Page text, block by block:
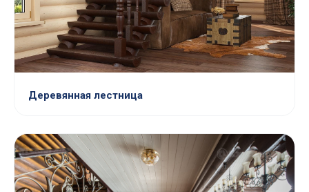
Деревянная лестница